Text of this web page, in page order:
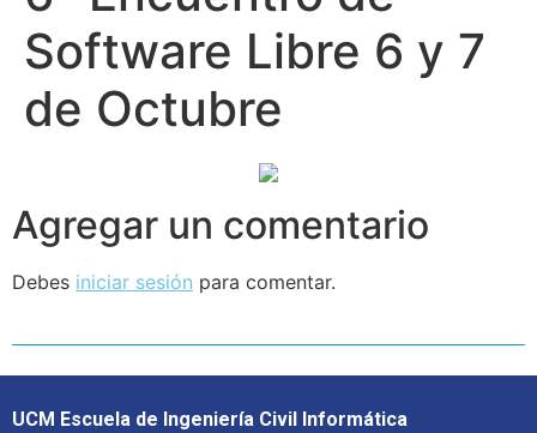
Software Libre 6 y 7
de Octubre
Agregar un comentario
Debes iniciar sesión para comentar.
UCM Escuela de Ingeniería Civil Informática